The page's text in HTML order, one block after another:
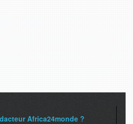
Africa24monde ?